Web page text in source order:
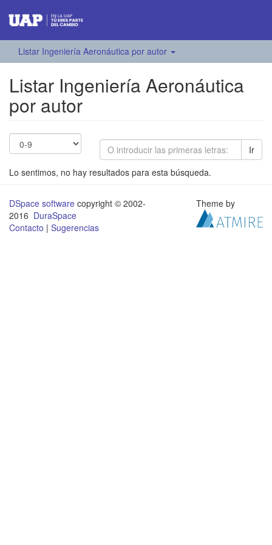
Listar Ingeniería Aeronáutica por autor
Listar Ingeniería Aeronáutica
por autor
Ir
Lo sentimos, no hay resultados para esta búsqueda.
DSpace software copyright © 2002-
2016 DuraSpace
Contacto | Sugerencias
Theme by